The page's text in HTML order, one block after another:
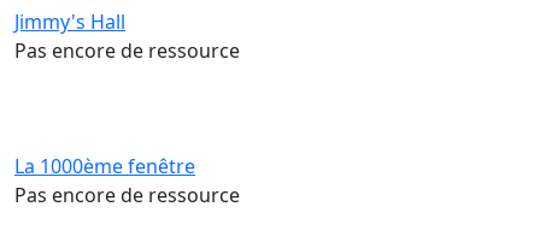
Jimmy's Hall
Pas encore de ressource
La 1000ème fenêtre
Pas encore de ressource